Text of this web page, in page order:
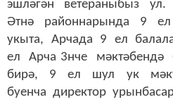
эшләгән ветераныбыз ул.
Әтнә районнарында 9
укыта, Арчада 9 ел
ел Арча 3нче мәктәбендә
бирә, 9 ел шул ук
буенча директор